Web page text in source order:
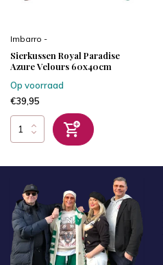
Imbarro -
Sierkussen Royal Paradise
Azure Velours 60x40cm
Op voorraad
€39,95